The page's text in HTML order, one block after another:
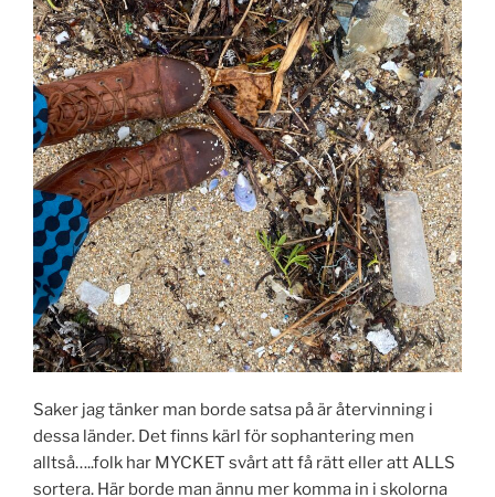
Saker jag tänker man borde satsa på är återvinning i
dessa länder. Det finns kärl för sophantering men
alltså…..folk har MYCKET svårt att få rätt eller att ALLS
sortera. Här borde man ännu mer komma in i skolorna